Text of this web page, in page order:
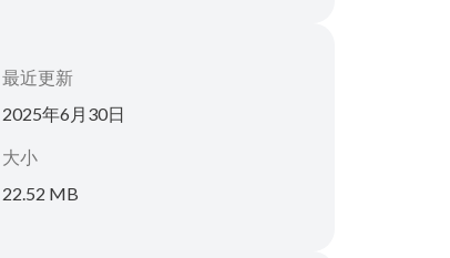
最近更新
2025年6月30日
大小
22.52 MB